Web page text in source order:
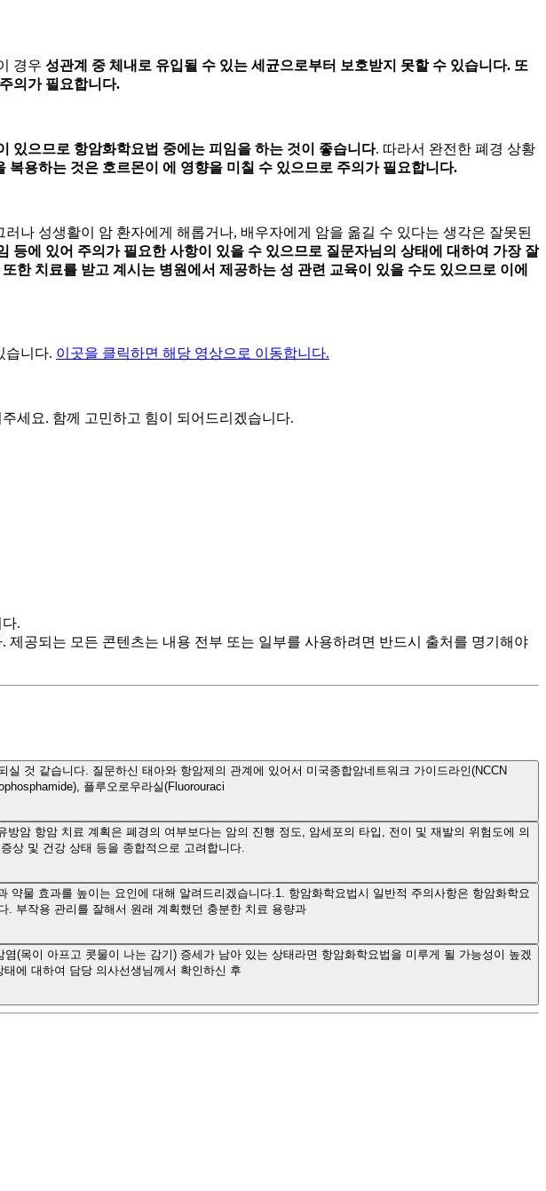
경우 성관계 중 체내로 유입될 수 있는 세균으로부터 보호받지 못할 수 있습니다. 또
의가 필요합니다.
있으므로 항암화학요법 중에는 피임을 하는 것이 좋습니다. 따라서 완전한 폐경 상황
복용하는 것은 호르몬이 에 영향을 미칠 수 있으므로 주의가 필요합니다.
나 성생활이 암 환자에게 해롭거나, 배우자에게 암을 옮길 수 있다는 생각은 잘못된
등에 있어 주의가 필요한 사항이 있을 수 있으므로 질문자님의 상태에 대하여 가장 잘
치료를 받고 계시는 병원에서 제공하는 성 관련 교육이 있을 수도 있으므로 이에
습니다. 이곳을 클릭하면 해당 영상으로 이동합니다.
세요. 함께 고민하고 힘이 되어드리겠습니다.
.
공되는 모든 콘텐츠는 내용 전부 또는 일부를 사용하려면 반드시 출처를 명기해야
것 같습니다. 질문하신 태아와 항암제의 관계에 있어서 미국종합암네트워크 가이드라인(NCCN
플루오로우라실(Fluorouraci
암 항암 치료 계획은 폐경의 여부보다는 암의 진행 정도, 암세포의 타입, 전이 및 재발의 위험도에 의
상 및 건강 상태 등을 종합적으로 고려합니다.
약물 효과를 높이는 요인에 대해 알려드리겠습니다.1. 항암화학요법시 일반적 주의사항은 항암화학요
. 부작용 관리를 잘해서 원래 계획했던 충분한 치료 용량과
(목이 아프고 콧물이 나는 감기) 증세가 남아 있는 상태라면 항암화학요법을 미루게 될 가능성이 높겠
에 대하여 담당 의사선생님께서 확인하신 후